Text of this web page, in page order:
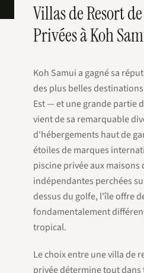
Villas de Resort
Privées à Koh
Koh Samui a gagné sa
des plus belles
Est — et une grande partie
vient de sa remarquable
d'hébergements haut de
étoiles de marques
piscine privée aux
indépendantes perchées
dessus du golfe, l'île offre
fondamentalement
tropical.
Le choix entre une villa de
privée détermine tout dans